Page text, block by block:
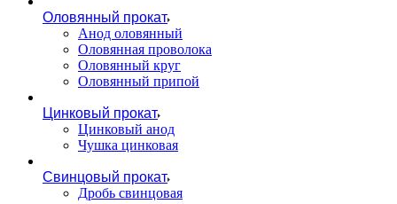
Оловянный прокат
Анод оловянный
Оловянная проволока
Оловянный круг
Оловянный припой
Цинковый прокат
Цинковый анод
Чушка цинковая
Свинцовый прокат
Дробь свинцовая